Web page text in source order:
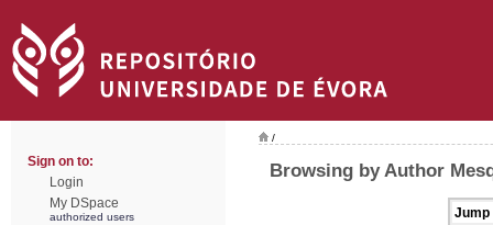
Sign on to:
Login
My DSpace
authorized users
/
Browsing by Author
Jump